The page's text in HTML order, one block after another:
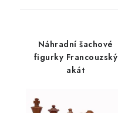
Náhradní šachové
figurky Francouzský
akát